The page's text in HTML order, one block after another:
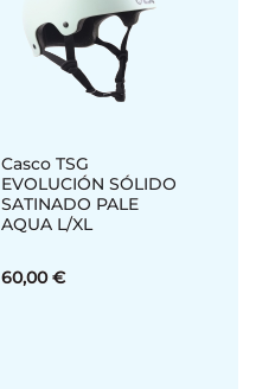
Casco TSG
EVOLUCIÓN SÓLIDO
SATINADO PALE
AQUA L/XL
60,00 €